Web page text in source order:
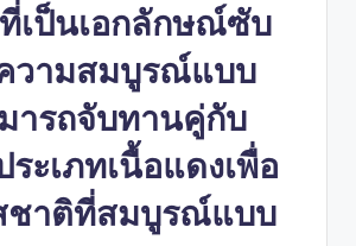
เป็นเอกลักษณ์ซับ
วามสมบูรณ์แบบ
ารถจับทานคู่กับ
ระเภทเนื้อแดงเพื่อ
ชาติที่สมบูรณ์แบบ